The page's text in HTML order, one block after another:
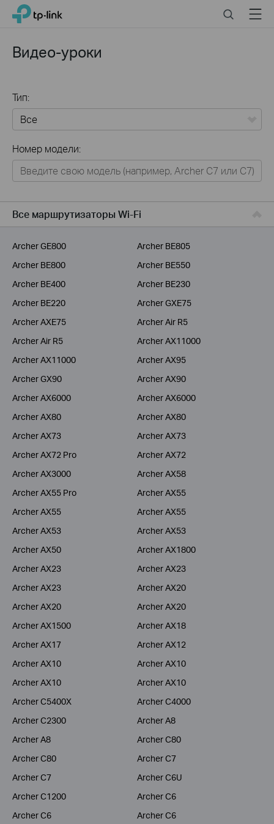
Click
navigation
TP-Link, Reliably Smart SearchMenu
Видео-уроки
Тип:
Для дома
Умный дом
Для операторов связи
Номер модели:
Все маршрутизаторы Wi-Fi
Archer GE800
Archer BE805
Archer BE800
Archer BE550
Archer BE400
Archer BE230
Archer BE220
Archer GXE75
Archer AXE75
Archer Air R5
Archer Air R5
Archer AX11000
Archer AX11000
Archer AX95
Archer GX90
Archer AX90
Archer AX6000
Archer AX6000
Archer AX80
Archer AX80
Archer AX73
Archer AX73
Archer AX72 Pro
Archer AX72
Archer AX3000
Archer AX58
Archer AX55 Pro
Archer AX55
Archer AX55
Archer AX55
Archer AX53
Archer AX53
Archer AX50
Archer AX1800
Archer AX23
Archer AX23
Archer AX23
Archer AX20
Archer AX20
Archer AX20
Archer AX1500
Archer AX18
Archer AX17
Archer AX12
Archer AX10
Archer AX10
Archer AX10
Archer AX10
Archer C5400X
Archer C4000
Archer C2300
Archer A8
Archer A8
Archer C80
Archer C80
Archer C7
Archer C7
Archer C6U
Archer C1200
Archer C6
Archer C6
Archer C6